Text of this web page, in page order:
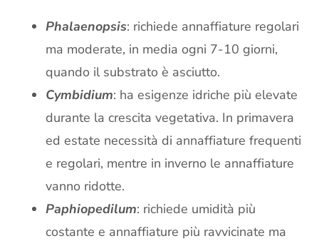
Phalaenopsis: richiede annaffiature regolari
ma moderate, in media ogni 7-10 giorni,
quando il substrato è asciutto.
Cymbidium: ha esigenze idriche più elevate
durante la crescita vegetativa. In primavera
ed estate necessità di annaffiature frequenti
e regolari, mentre in inverno le annaffiature
vanno ridotte.
Paphiopedilum: richiede umidità più
costante e annaffiature più ravvicinate ma